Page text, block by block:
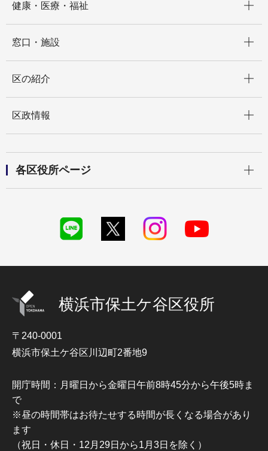
健康・医療・福祉
窓口・施設
区の紹介
区政情報
各区役所ページ
横浜市保土ケ谷区役所
〒240-0001
横浜市保土ケ谷区川辺町2番地9
開庁時間：月曜日から金曜日午前8時45分から午後5時ま
で
※昼の時間帯はお待たせする時間が長くなる場合があり
ます
（祝日・休日・12月29日から1月3日を除く）